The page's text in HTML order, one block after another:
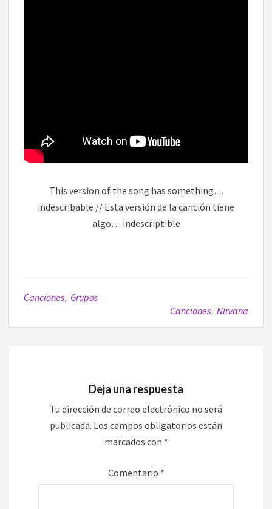
This version of the song has something…
indescribable // Esta versión de la canción tiene
algo… indescriptible
Canciones, Grupos
Canciones, Nirvana
Deja una respuesta
Tu dirección de correo electrónico no será
publicada. Los campos obligatorios están
marcados con *
Comentario *